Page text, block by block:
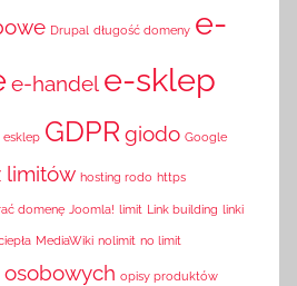
Drupal długość domeny e-
e-handel e-sklep
esklep GDPRgiodo Google
limitów hosting rodo https
domenę Joomla! limit Link building linki
MediaWiki nolimit no limit
opisy produktów